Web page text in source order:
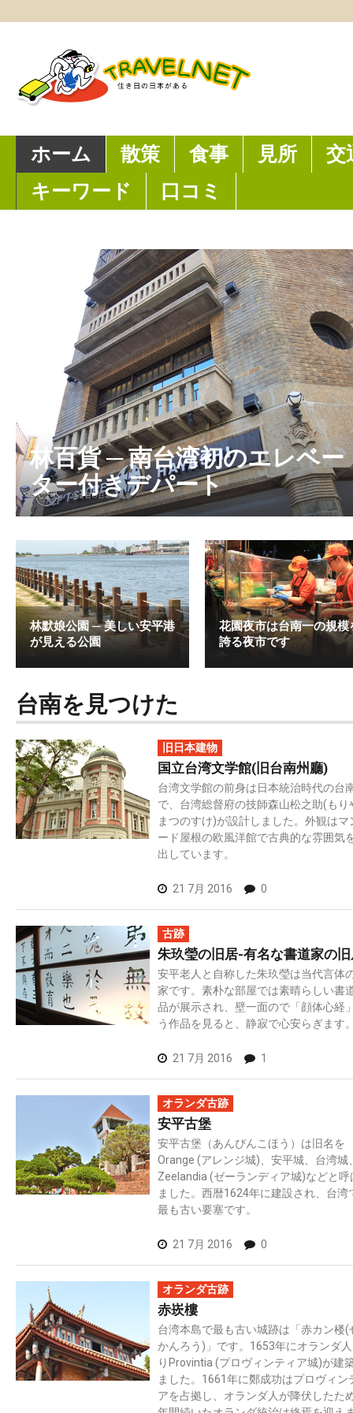
ホーム 散策 食事 見所
交
キーワード
口コミ
林百貨 ─ 南台湾初のエレベー
ター付きデパート
林默娘公園 ─ 美しい安平港
が見える公園
花園夜市は台南一の規模
誇る夜市です
台南を見つけた
旧日本建物
国立台湾文学館(旧台南州廳)
台湾文学館の前身は日本統治時代の台
で、台湾総督府の技師森山松之助(もり
まつのすけ)が設計しました。外観はマ
ード屋根の欧風洋館で古典的な雰囲気
出しています。
21 7月 2016 0
古跡
朱玖瑩の旧居-有名な書道家の
安平老人と自称した朱玖瑩は当代言体
家です。素朴な部屋では素晴らしい書
品が展示され、壁一面ので「顔体心経
う作品を見ると、静寂で心安らぎます
21 7月 2016 1
オランダ古跡
安平古堡
安平古堡（あんぴんこほう）は旧名を
Orange (アレンジ城)、安平城、台湾城
Zeelandia (ゼーランディア城)などと呼
ました。西暦1624年に建設され、台湾
最も古い要塞です。
21 7月 2016 0
オランダ古跡
赤崁樓
台湾本島で最も古い城跡は「赤カン楼(
かんろう)」です。1653年にオランダ
りProvintia (プロヴィンティア城)が建
ました。1661年に鄭成功はプロヴィン
アを占拠し、オランダ人が降伏したた